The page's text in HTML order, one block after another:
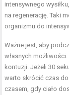
intensywnego
na regenerację. Taki
organizmu do
Ważne jest, aby
własnych
kontuzji. Jeżeli 30
warto skrócić czas do
czasem, gdy ciało